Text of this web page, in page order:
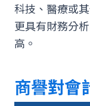
科技、醫療或
更具有財務分
高。
商譽對會